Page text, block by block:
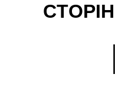
СТОРІН